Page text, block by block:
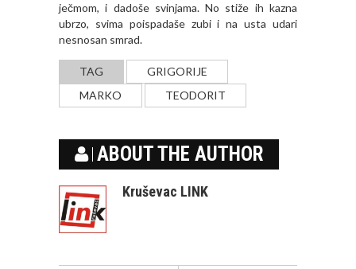
ječmom, i dadoše svinjama. No stiže ih kazna
ubrzo, svima poispadaše zubi i na usta udari
nesnosan smrad.
TAG
GRIGORIJE
MARKO
TEODORIT
ABOUT THE AUTHOR
Kruševac LINK